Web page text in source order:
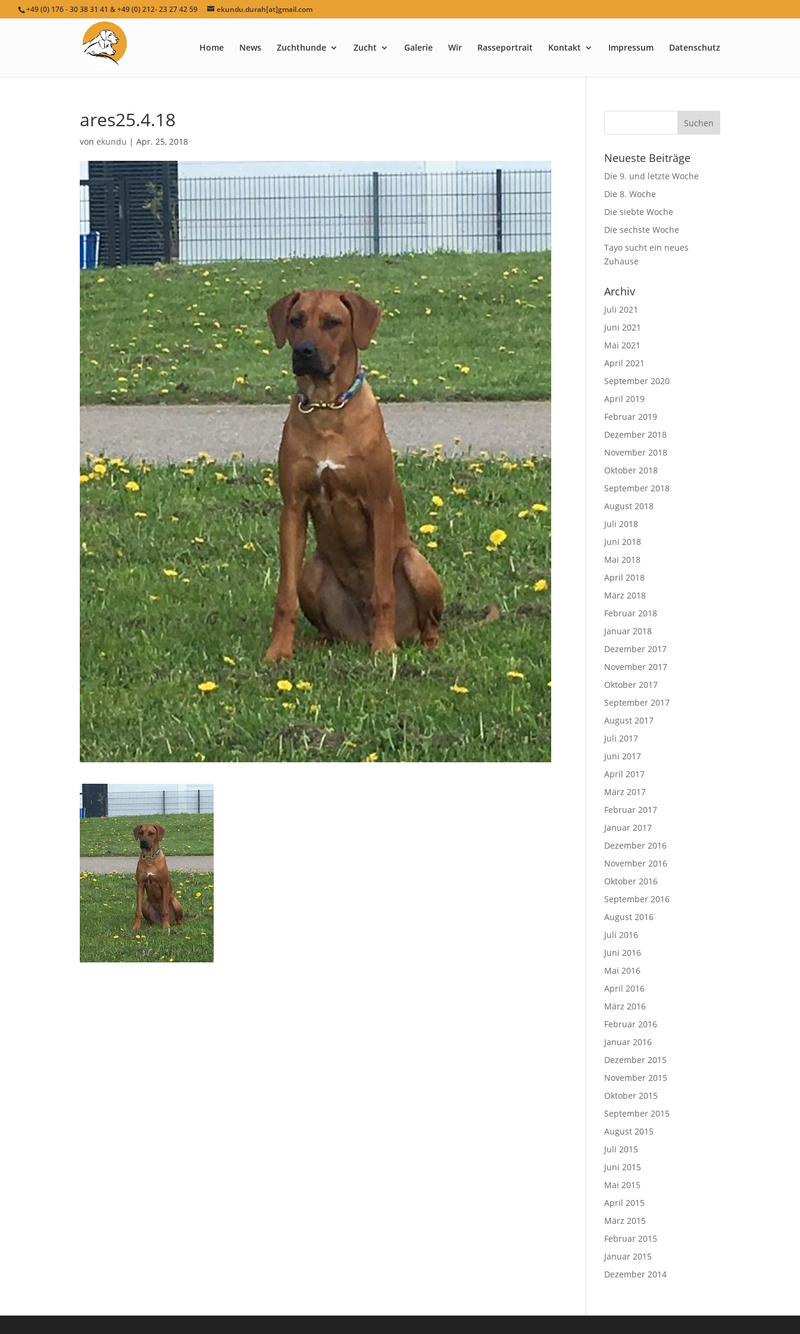
+49 (0) 176 - 30 38 31 41 & +49 (0) 212- 23 27 42 59 ekundu.durah[at]gmail.com
Home News Zuchthunde Zucht Galerie Wir Rasseportrait Kontakt Impressum Datenschutz
ares25.4.18
vonekundu |Apr. 25, 2018
Neueste Beiträge
Die 9. und letzte Woche
Die 8. Woche
Die siebte Woche
Die sechste Woche
Tayo sucht ein neues
Zuhause
Archiv
Juli 2021
Juni 2021
Mai 2021
April 2021
September 2020
April 2019
Februar 2019
Dezember 2018
November 2018
Oktober 2018
September 2018
August 2018
Juli 2018
Juni 2018
Mai 2018
April 2018
März 2018
Februar 2018
Januar 2018
Dezember 2017
November 2017
Oktober 2017
September 2017
August 2017
Juli 2017
Juni 2017
April 2017
März 2017
Februar 2017
Januar 2017
Dezember 2016
November 2016
Oktober 2016
September 2016
August 2016
Juli 2016
Juni 2016
Mai 2016
April 2016
März 2016
Februar 2016
Januar 2016
Dezember 2015
November 2015
Oktober 2015
September 2015
August 2015
Juli 2015
Juni 2015
Mai 2015
April 2015
März 2015
Februar 2015
Januar 2015
Dezember 2014